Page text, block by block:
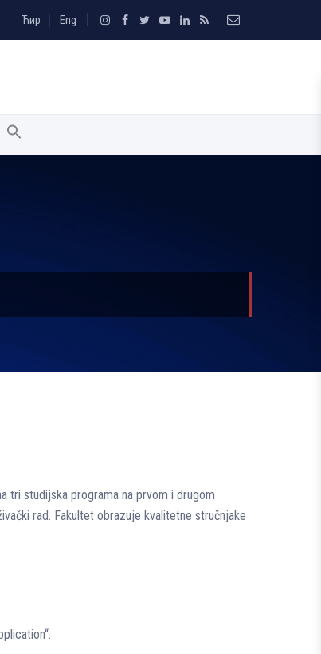
Ћир Eng
tri studijska programa na prvom i drugom
rad. Fakultet obrazuje kvalitetne stručnjake